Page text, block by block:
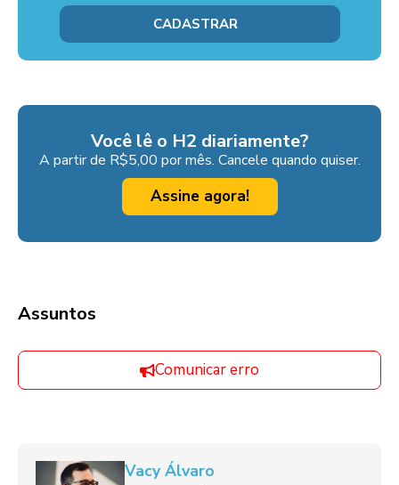
Você lê o H2 diariamente?
A partir de R$5,00 por mês. Cancele quando quiser.
Assine agora!
Assuntos
Comunicar erro
Vacy Álvaro